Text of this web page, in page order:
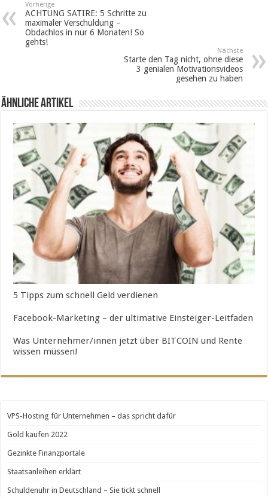
Vorherige
ACHTUNG SATIRE: 5 Schritte zu
maximaler Verschuldung –
Obdachlos in nur 6 Monaten! So
gehts!
Nächste
Starte den Tag nicht, ohne diese
3 genialen Motivationsvideos
gesehen zu haben
Ähnliche Artikel
5 Tipps zum schnell Geld verdienen
Facebook-Marketing – der ultimative Einsteiger-Leitfaden
Was Unternehmer/innen jetzt über BITCOIN und Rente
wissen müssen!
VPS-Hosting für Unternehmen – das spricht dafür
Gold kaufen 2022
Gezinkte Finanzportale
Staatsanleihen erklärt
Schuldenuhr in Deutschland – Sie tickt schnell